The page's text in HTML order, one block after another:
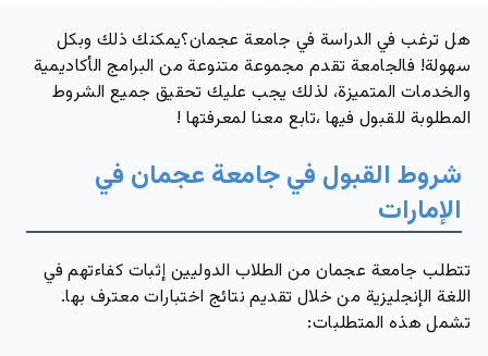
هل ترغب في الدراسة في جامعة عجمان؟يمكنك ذلك وبكل
سهولة! فالجامعة تقدم مجموعة متنوعة من البرامج الأكاديمية
والخدمات المتميزة، لذلك يجب عليك تحقيق جميع الشروط
المطلوبة للقبول فيها ،تابع معنا لمعرفتها !
شروط القبول في جامعة عجمان في
الإمارات
تتطلب جامعة عجمان من الطلاب الدوليين إثبات كفاءتهم في
اللغة الإنجليزية من خلال تقديم نتائج اختبارات معترف بها.
تشمل هذه المتطلبات: